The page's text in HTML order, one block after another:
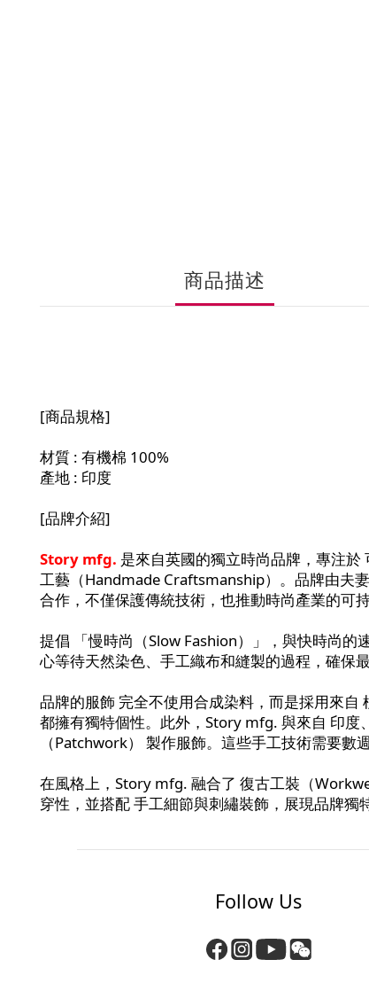
商品描述
[商品規格]
材質 : 有機棉 100%
產地 : 印度
[品牌介紹]
Story mfg. 是來自英國的獨立時尚品牌，專注
工藝（Handmade Craftsmanship）。品牌由夫
合作，不僅保護傳統技術，也推動時尚產業的可持
提倡 「慢時尚（Slow Fashion）」，與快時尚
心等待天然染色、手工織布和縫製的過程，確保
品牌的服飾 完全不使用合成染料，而是採用來
都擁有獨特個性。此外，Story mfg. 與來自 印
（Patchwork） 製作服飾。這些手工技術需要
在風格上，Story mfg. 融合了 復古工裝（
穿性，並搭配 手工細節與刺繡裝飾，展現品牌獨
Follow Us